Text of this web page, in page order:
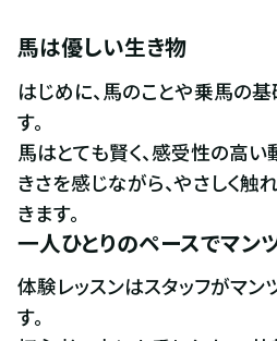
馬は優しい生き物
はじめに、馬のことや乗馬の
す。
馬はとても賢く、感受性の高
きさを感じながら、やさしく触
きます。
一人ひとりのペースでマン
体験レッスンはスタッフがマン
す。